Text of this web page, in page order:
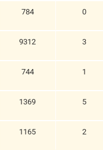
0
784
3
9312
1
744
5
1369
2
1165